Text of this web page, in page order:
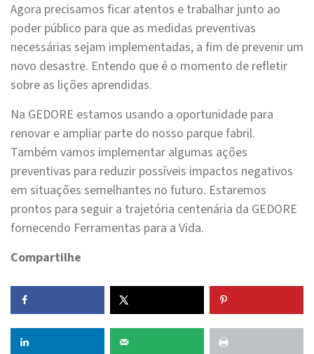
Agora precisamos ficar atentos e trabalhar junto ao
poder público para que as medidas preventivas
necessárias sejam implementadas, a fim de prevenir um
novo desastre. Entendo que é o momento de refletir
sobre as lições aprendidas.
Na GEDORE estamos usando a oportunidade para
renovar e ampliar parte do nosso parque fabril.
Também vamos implementar algumas ações
preventivas para reduzir possíveis impactos negativos
em situações semelhantes no futuro. Estaremos
prontos para seguir a trajetória centenária da GEDORE
fornecendo Ferramentas para a Vida.
Compartilhe